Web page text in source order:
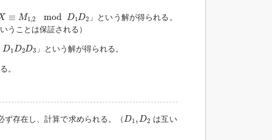
≡ M1,2 mod D1D2
X≡ 1,2 D 2
」という解が得られる。
うことは保証される）
D1D2D3
2D 3 」という解が得られる。
。
ず存在し、計算で求められる。（D1,D2
D1 D2
は互い